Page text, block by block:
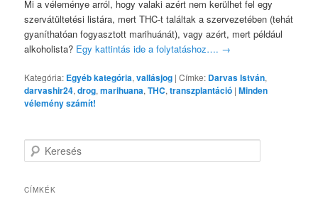
Mi a véleménye arról, hogy valaki azért nem kerülhet fel egy
szervátültetési listára, mert THC-t találtak a szervezetében (tehát
gyaníthatóan fogyasztott marihuánát), vagy azért, mert például
alkoholista? Egy kattintás ide a folytatáshoz…. →
Kategória: Egyéb kategória,vallásjog |Címke: Darvas István,
darvashir24,drog,marihuana,THC,transzplantáció |Minden
vélemény számít!
e
e
CÍMKÉK